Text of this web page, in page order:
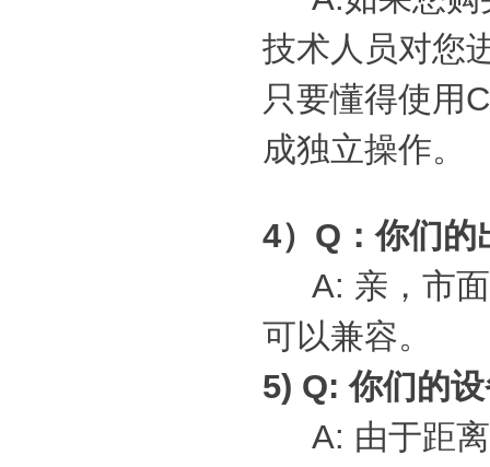
技术人员对您
只要懂得使用
成独立操作。
4）Q：你们的
A: 亲，市面
可以兼容
5) Q: 你们的
A: 由于距